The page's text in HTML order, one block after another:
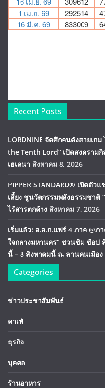
Recent Posts
LORDNINE จัดศึกคนดังสายเก
the Tenth Lord” เปิดสงคราม
เฮเลนา สิงหาคม 8, 2026
PIPPER STANDARD® เปิดตั
เลี้ยง ชูนวัตกรรมพลังธรรมชาติ
ไร้สารตกค้าง สิงหาคม 7, 2026
เริ่มแล้ว! อ.ต.ก.แฟร์ 4 ภาค @ภ
ใจกลางมหานคร” ชวนชิม ช้อป
นี้ – 8 สิงหาคมนี้ ณ ลานคนเมือง
Categories
ข่าวประชาสัมพันธ์
คาเฟ่
ธุรกิจ
บุคคล
ร้านอาหาร